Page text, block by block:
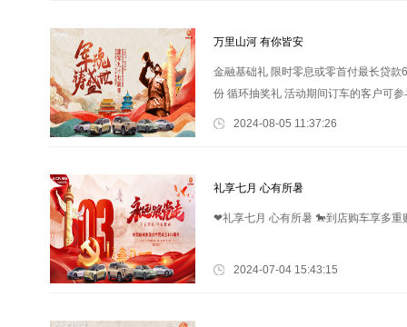
万里山河 有你皆安
金融基础礼 限时零息或零首付最长贷
份 循环抽奖礼 活动期间订车的客户可
人，介绍新客户购车成功，即可获赠8
2024-08-05 11:37:26
礼享七月 心有所暑
❤礼享七月 心有所暑 🐎到店购车享多
2024-07-04 15:43:15